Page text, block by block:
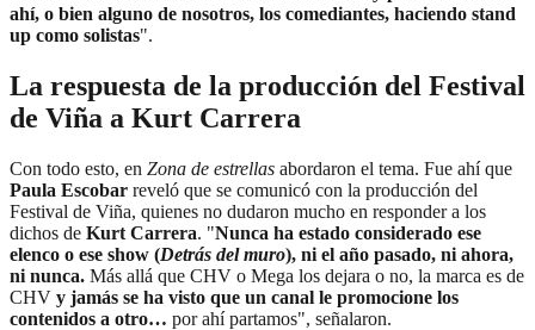
ahí, o bien alguno de nosotros, los comediantes, haciendo stand
up como solistas".
La respuesta de la producción del Festival
de Viña a Kurt Carrera
Con todo esto, en Zona de estrellas abordaron el tema. Fue ahí que
Paula Escobar reveló que se comunicó con la producción del
Festival de Viña, quienes no dudaron mucho en responder a los
dichos de Kurt Carrera. "Nunca ha estado considerado ese
elenco o ese show (Detrás del muro), ni el año pasado, ni ahora,
ni nunca. Más allá que CHV o Mega los dejara o no, la marca es de
CHV y jamás se ha visto que un canal le promocione los
contenidos a otro… por ahí partamos", señalaron.